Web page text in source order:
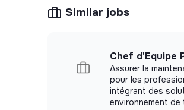
Similar jobs
Chef d'Equipe
Assurer la
pour les
intégrant des
environnement